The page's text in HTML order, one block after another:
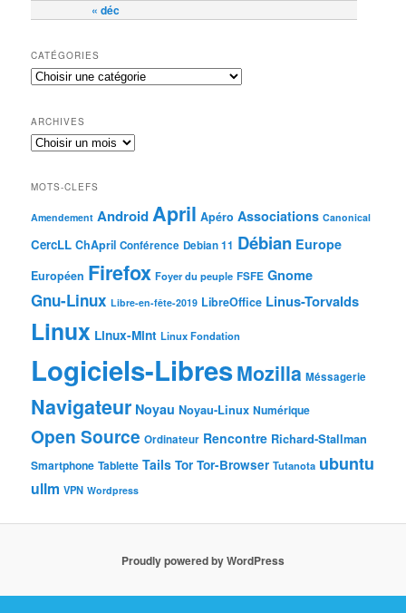
« déc
CATÉGORIES
ARCHIVES
MOTS-CLEFS
Amendement AndroidApril Apéro Associations Canonical
CercLL ChApril Conférence Debian 11 Débian Europe
Européen Firefox Foyer du peuple FSFE Gnome
Gnu-Linux Libre-en-fête-2019 LibreOffice Linus-Torvalds
Linux Linux-Mint Linux Fondation
Logiciels-LibresMozilla Méssagerie
Navigateur Noyau Noyau-Linux Numérique
Open Source Ordinateur Rencontre Richard-Stallman
Smartphone Tablette Tails Tor Tor-Browser Tutanota ubuntu
ullm VPN Wordpress
Proudly powered by WordPress